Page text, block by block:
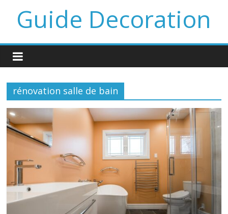
Guide Decoration
rénovation salle de bain